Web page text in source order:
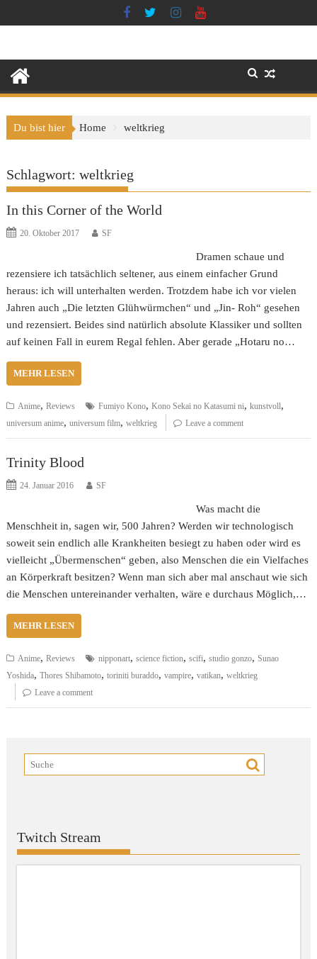
to
Du bist hier Home weltkrieg
Schlagwort:weltkrieg
In this Corner of the World
20. Oktober 2017 SF
Dramen schaue und
rezensiere ich tatsächlich seltener, aus einem einfacher Grund
heraus: ich will unterhalten werden. Trotzdem habe ich vor vielen
Jahren auch „Die letzten Glühwürmchen“ und „Jin- Roh“ gesehen
und rezensiert. Beides sind natürlich absolute Klassiker und sollten
auf keinen Fall in eurem Regal fehlen. Aber gerade „Hotaru no…
MEHR LESEN
Anime,Reviews Fumiyo Kono,Kono Sekai no Katasumi ni,kunstvoll,
universum anime,universum film,weltkrieg Leave a comment
Trinity Blood
24. Januar 2016 SF
Was macht die
Menschheit in, sagen wir, 500 Jahren? Werden wir technologisch
soweit sein endlich alle Krankheiten besiegt zu haben oder wird es
vielleicht „Übermenschen“ geben, also Menschen die ein Vielfaches
an Körperkraft besitzen? Wenn man sich aber mal anschaut wie sich
die Menschen untereinander verhalten, wäre e durchaus Möglich,…
MEHR LESEN
Anime,Reviews nipponart,science fiction,scifi,studio gonzo,Sunao
Yoshida,Thores Shibamoto,toriniti buraddo,vampire,vatikan,weltkrieg
Leave a comment
Twitch Stream